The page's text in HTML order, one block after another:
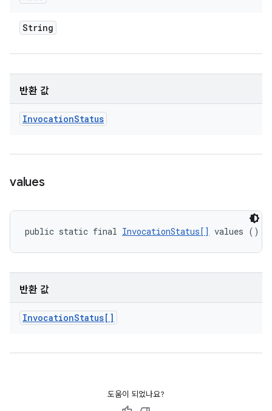
String
반환 값
InvocationStatus
values
public static final InvocationStatus[] values ()
반환 값
InvocationStatus[]
도움이 되었나요?